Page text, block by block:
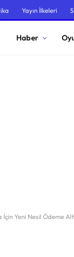
Yayın İlkeleri
Haber
Yeni Nesil Ödeme